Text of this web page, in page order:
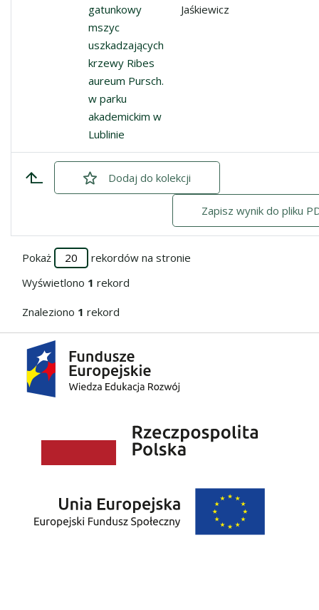
Przejdź do zbioru
gatunkowy
mszyc
uszkadzających
krzewy Ribes
aureum Pursch.
w parku
akademickim w
Lublinie
Jaśkiewicz
Dodajzaznaczone
do kolekcji
Zapisz wynik do pliku
Pokaż
rekordów na stronie
Wyświetlono 1 rekord
Znaleziono 1 rekord